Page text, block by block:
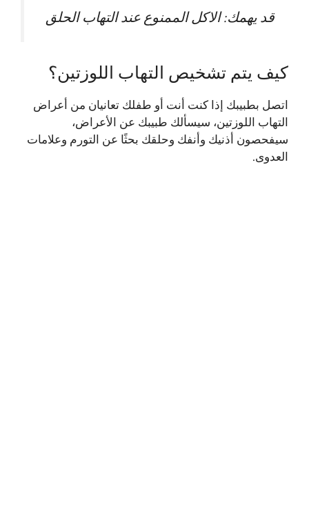
قد يهمك:الاكل الممنوع عند التهاب الحلق
كيف يتم تشخيص التهاب اللوزتين؟
اتصل بطبيبك إذا كنت أنت أو طفلك تعانيان من أعراض
التهاب اللوزتين، سيسألك طبيبك عن الأعراض،
سيفحصون أذنيك وأنفك وحلقك بحثًا عن التورم وعلامات
العدوى.